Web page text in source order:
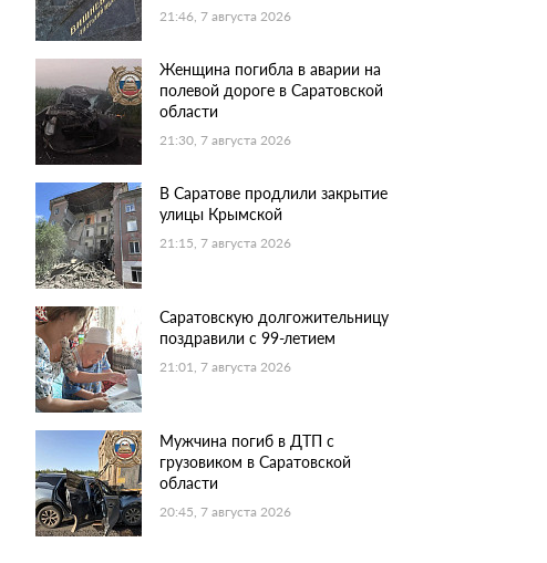
21:46, 7 августа 2026
Женщина погибла в аварии на
полевой дороге в Саратовской
области
21:30, 7 августа 2026
В Саратове продлили закрытие
улицы Крымской
21:15, 7 августа 2026
Саратовскую долгожительницу
поздравили с 99-летием
21:01, 7 августа 2026
Мужчина погиб в ДТП с
грузовиком в Саратовской
области
20:45, 7 августа 2026